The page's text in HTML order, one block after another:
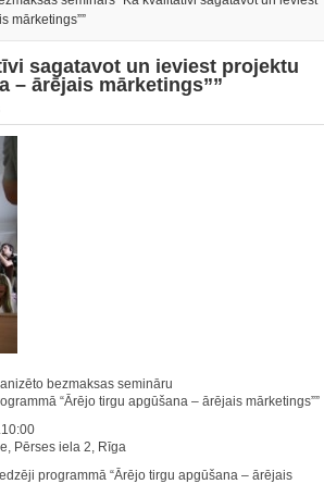
mārketings””
sagatavot un ieviest projektu
– ārējais mārketings””
bezmaksas semināru
“Ārējo tirgu apgūšana – ārējais mārketings””
Pērses iela 2, Rīga
programmā “Ārējo tirgu apgūšana – ārējais